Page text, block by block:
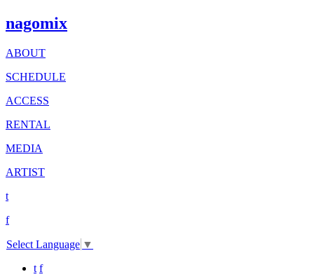
nagomix
ABOUT
SCHEDULE
ACCESS
RENTAL
MEDIA
ARTIST
t
f
Select Language ▼
t f